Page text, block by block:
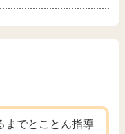
までとことん指導